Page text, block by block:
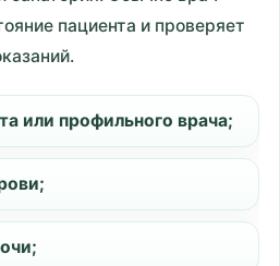
пациента и проверяет
или профильного врача;